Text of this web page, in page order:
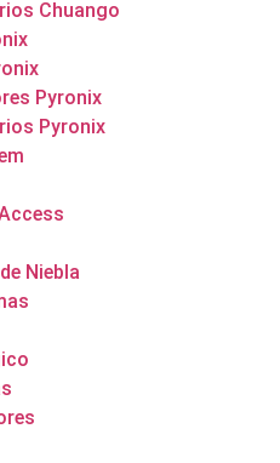
Chuango
Pyronix
Pyronix
Niebla